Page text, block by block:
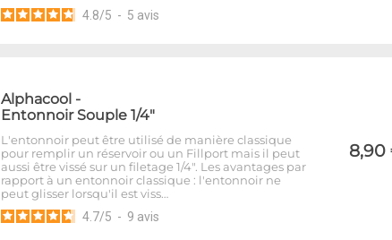
4.8/5 - 5 avis
Alphacool -
Entonnoir Souple 1/4"
L'entonnoir peut être utilisé de manière classique
pour remplir un réservoir ou un Fillport mais il peut
aussi être vissé sur un filetage 1/4". Les avantages par
rapport à un entonnoir classique : l'entonnoir ne
peut glisser lorsqu'il est viss…
4.7/5 - 9 avis
8,90